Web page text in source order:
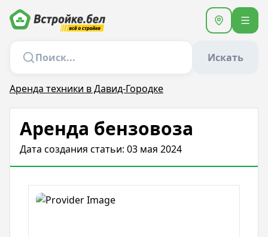
Искать
Аренда техники в Давид-Городке
Аренда бензовоза
Дата создания статьи: 03 мая 2024